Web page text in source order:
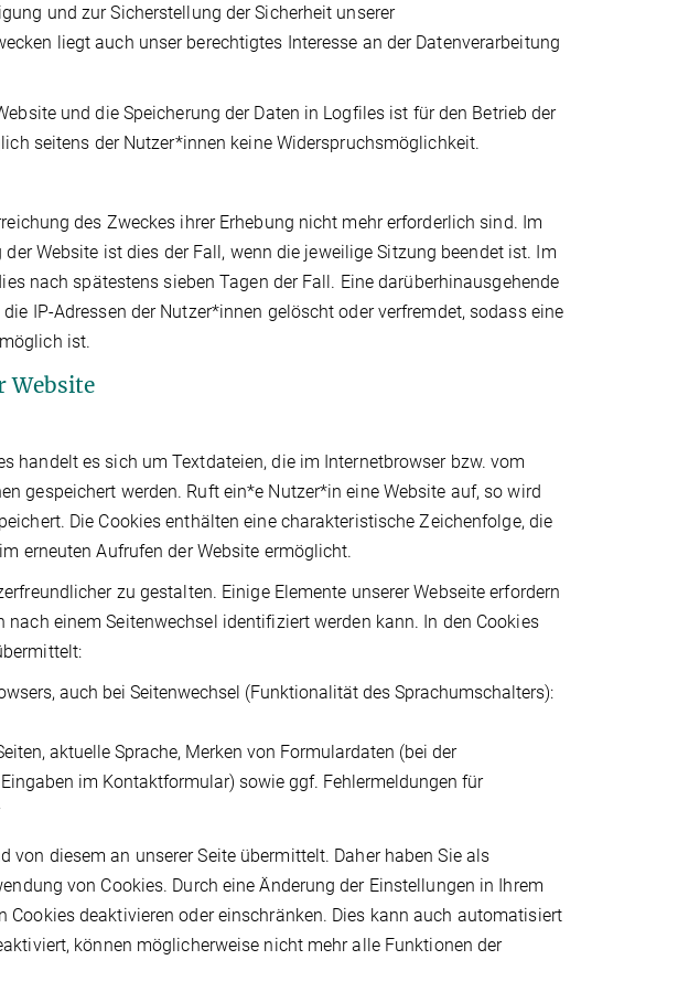
und zur Sicherstellung der Sicherheit unserer
liegt auch unser berechtigtes Interesse an der Datenverarbeitung
und die Speicherung der Daten in Logfiles ist für den Betrieb der
seitens der Nutzer*innen keine Widerspruchsmöglichkeit.
des Zweckes ihrer Erhebung nicht mehr erforderlich sind. Im
Website ist dies der Fall, wenn die jeweilige Sitzung beendet ist. Im
nach spätestens sieben Tagen der Fall. Eine darüberhinausgehende
IP-Adressen der Nutzer*innen gelöscht oder verfremdet, sodass eine
ist.
Website
handelt es sich um Textdateien, die im Internetbrowser bzw. vom
gespeichert werden. Ruft ein*e Nutzer*in eine Website auf, so wird
Die Cookies enthälten eine charakteristische Zeichenfolge, die
erneuten Aufrufen der Website ermöglicht.
zu gestalten. Einige Elemente unserer Webseite erfordern
einem Seitenwechsel identifiziert werden kann. In den Cookies
auch bei Seitenwechsel (Funktionalität des Sprachumschalters):
aktuelle Sprache, Merken von Formulardaten (bei der
im Kontaktformular) sowie ggf. Fehlermeldungen für
von diesem an unserer Seite übermittelt. Daher haben Sie als
von Cookies. Durch eine Änderung der Einstellungen in Ihrem
Cookies deaktivieren oder einschränken. Dies kann auch automatisiert
können möglicherweise nicht mehr alle Funktionen der